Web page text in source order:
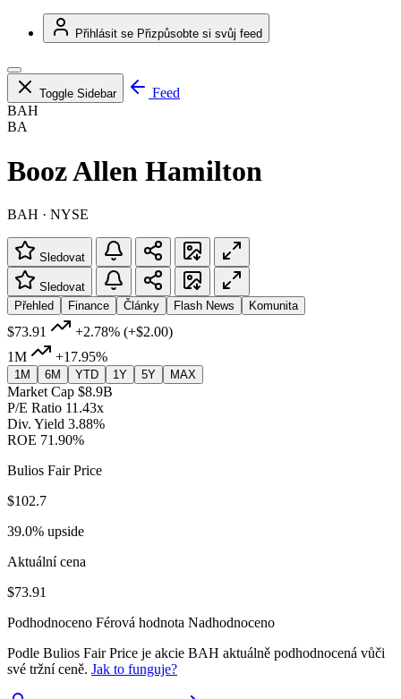
Přihlásit se Přizpůsobte si svůj feed
Toggle Sidebar
Feed
BAH
BA
Booz Allen Hamilton
BAH · NYSE
Sledovat
Sledovat
Přehled
Finance Články Flash News Komunita
$73.91 +2.78% (+$2.00)
1M
+17.95%
1M 6M YTD 1Y 5Y MAX
Market Cap $8.9B
P/E Ratio 11.43x
Div. Yield 3.88%
ROE 71.90%
Bulios Fair Price
$102.7
39.0% upside
Aktuální cena
$73.91
Podhodnoceno Férová hodnota Nadhodnoceno
Podle Bulios Fair Price je akcie BAH aktuálně podhodnocená vůči
své tržní ceně. Jak to funguje?